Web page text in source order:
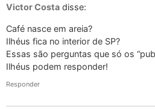
Victor Costa disse:
Café nasce em areia?
Ilhéus fica no interior de SP?
Essas são perguntas que só os
Ilhéus podem responder!
Responder